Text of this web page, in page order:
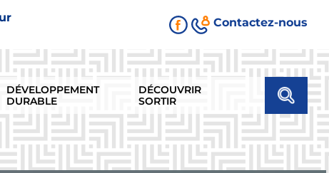
Contactez-nous
DÉVELOPPEMENT
DURABLE
DÉCOUVRIR
SORTIR